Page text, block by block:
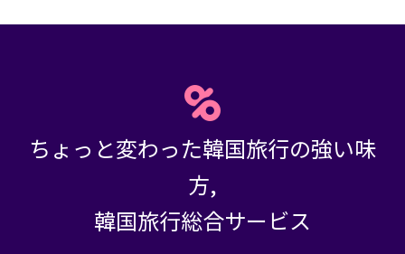
ちょっと変わった韓国旅行の強い味
方,
韓国旅行総合サービス